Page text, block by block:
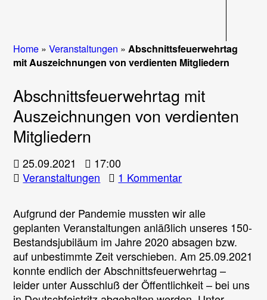
Home »Veranstaltungen »Abschnittsfeuerwehrtag
mit Auszeichnungen von verdienten Mitgliedern
Abschnittsfeuerwehrtag mit
Auszeichnungen von verdienten
Mitgliedern
25.09.2021
17:00
Veranstaltungen
1 Kommentarzu
Auszeichnungen
von
verdienten
Mitgliedern
Aufgrund der Pandemie mussten wir alle
geplanten Veranstaltungen anläßlich unseres 150-
Bestandsjubiläum im Jahre 2020 absagen bzw.
auf unbestimmte Zeit verschieben. Am 25.09.2021
konnte endlich der Abschnittsfeuerwehrtag –
leider unter Ausschluß der Öffentlichkeit – bei uns